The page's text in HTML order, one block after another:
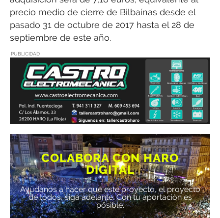
precio medio de cierre de Bilbaínas desde el
pasado 31 de octubre de 2017 hasta el 28 de
septiembre de este año.
PUBLICIDAD
COLABORA CON HARO
DIGITAL
Ayúdanos a hacer que este proyecto, el proyecto
de todos, siga adelante. Con tu aportación es
posible.